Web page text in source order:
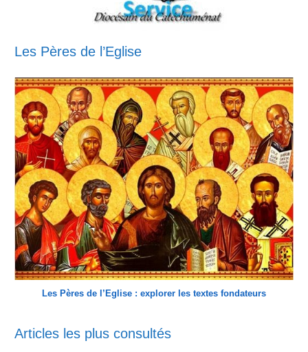
Les Pères de l’Eglise
Les Pères de l’Eglise : explorer les textes fondateurs
Articles les plus consultés